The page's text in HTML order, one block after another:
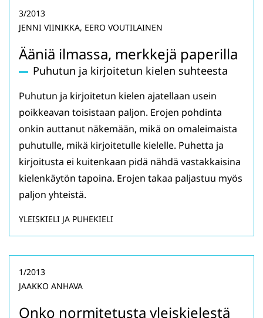
Ääniä ilmassa, merkkejä paperilla
Puhutun ja kirjoitetun kielen suhteesta
3/2013
JENNI VIINIKKA, EERO VOUTILAINEN
Puhutun ja kirjoitetun kielen ajatellaan usein
poikkeavan toisistaan paljon. Erojen pohdinta
onkin auttanut näkemään, mikä on omaleimaista
puhutulle, mikä kirjoitetulle kielelle. Puhetta ja
kirjoitusta ei kuitenkaan pidä nähdä vastakkaisina
kielenkäytön tapoina. Erojen takaa paljastuu myös
paljon yhteistä.
YLEISKIELI JA PUHEKIELI
Onko normitetusta yleiskielestä
1/2013
JAAKKO ANHAVA